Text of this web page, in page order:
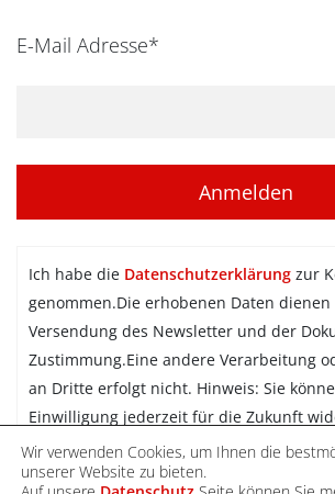
E-Mail Adresse*
Ich habe die Datenschutzerklärung zur
genommen.Die erhobenen Daten
Versendung des Newsletter und der
Zustimmung.Eine andere Verarbeitung
an Dritte erfolgt nicht. Hinweis: Sie
Einwilligung jederzeit für die Zukunft
Newsletter abonnieren
Wir verwenden Cookies, um Ihnen die
unserer Website zu bieten.